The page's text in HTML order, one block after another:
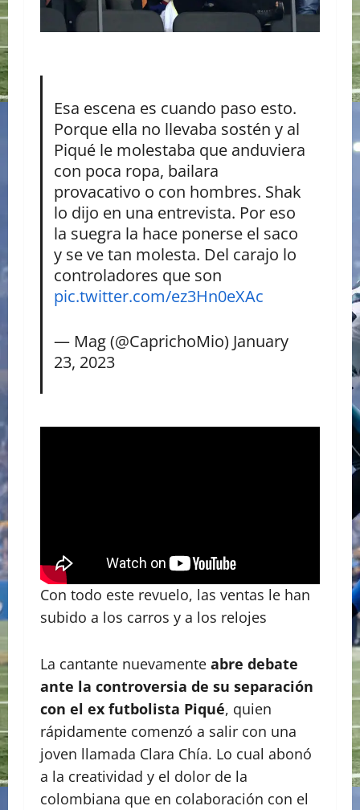
Esa escena es cuando paso esto.
Porque ella no llevaba sostén y al
Piqué le molestaba que anduviera
con poca ropa, bailara
provacativo o con hombres. Shak
lo dijo en una entrevista. Por eso
la suegra la hace ponerse el saco
y se ve tan molesta. Del carajo lo
controladores que son
pic.twitter.com/ez3Hn0eXAc
— Mag (@CaprichoMio) January
23, 2023
Con todo este revuelo, las ventas le han
subido a los carros y a los relojes
La cantante nuevamente abre debate
ante la controversia de su separación
con el ex futbolista Piqué, quien
rápidamente comenzó a salir con una
joven llamada Clara Chía. Lo cual abonó
a la creatividad y el dolor de la
colombiana que en colaboración con el